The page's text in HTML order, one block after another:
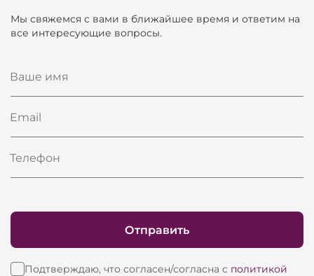
Мы свяжемся с вами в ближайшее время и ответим на
все интересующие вопросы.
Ваше имя
Email
Телефон
Подтверждаю, что согласен/согласна с политикой
Отправить